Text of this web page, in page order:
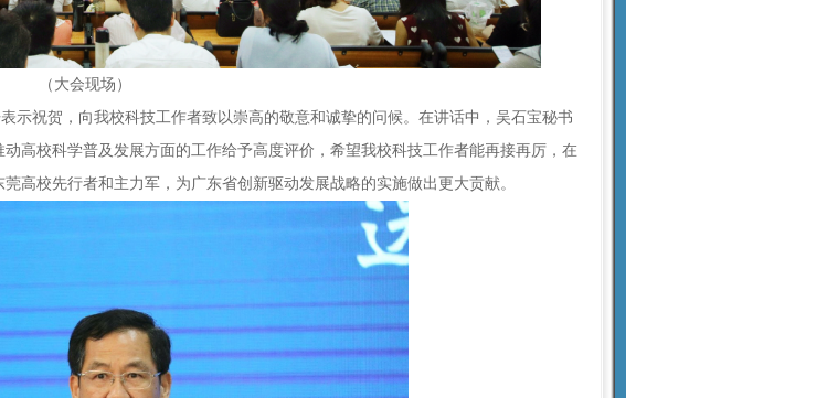
（大会现场）
祝贺，向我校科技工作者致以崇高的敬意和诚挚的问候。在讲话中，吴石宝秘书
高校科学普及发展方面的工作给予高度评价，希望我校科技工作者能再接再厉，在
高校先行者和主力军，为广东省创新驱动发展战略的实施做出更大贡献。